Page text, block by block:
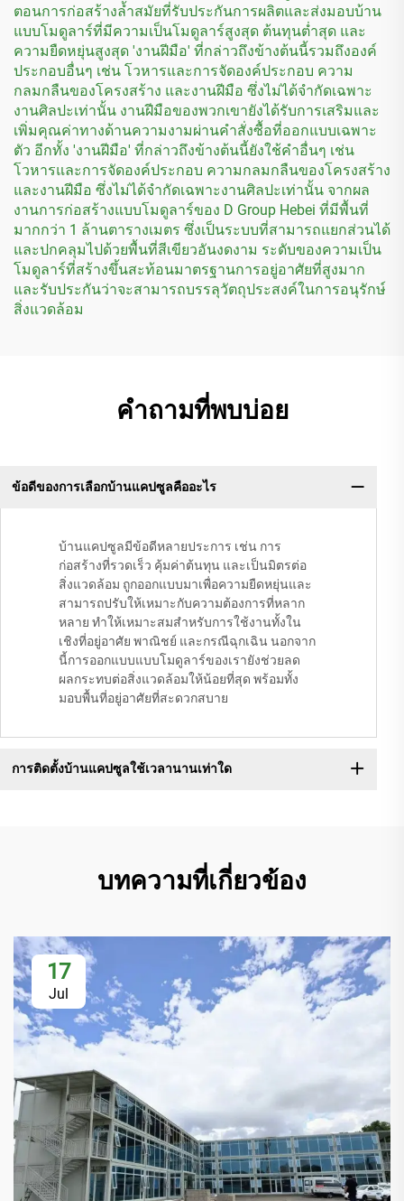
ตอนการก่อสร้างล้ำสมัยที่รับประกันการผลิตและส่งมอบบ้าน
แบบโมดูลาร์ที่มีความเป็นโมดูลาร์สูงสุด ต้นทุนต่ำสุด และ
ความยืดหยุ่นสูงสุด 'งานฝีมือ' ที่กล่าวถึงข้างต้นนี้รวมถึงองค์
ประกอบอื่นๆ เช่น โวหารและการจัดองค์ประกอบ ความ
กลมกลืนของโครงสร้าง และงานฝีมือ ซึ่งไม่ได้จำกัดเฉพาะ
งานศิลปะเท่านั้น งานฝีมือของพวกเขายังได้รับการเสริมและ
เพิ่มคุณค่าทางด้านความงามผ่านคำสั่งซื้อที่ออกแบบเฉพาะ
ตัว อีกทั้ง 'งานฝีมือ' ที่กล่าวถึงข้างต้นนี้ยังใช้คำอื่นๆ เช่น
โวหารและการจัดองค์ประกอบ ความกลมกลืนของโครงสร้าง
และงานฝีมือ ซึ่งไม่ได้จำกัดเฉพาะงานศิลปะเท่านั้น จากผล
งานการก่อสร้างแบบโมดูลาร์ของ D Group Hebei ที่มีพื้นที่
มากกว่า 1 ล้านตารางเมตร ซึ่งเป็นระบบที่สามารถแยกส่วนได้
และปกคลุมไปด้วยพื้นที่สีเขียวอันงดงาม ระดับของความเป็น
โมดูลาร์ที่สร้างขึ้นสะท้อนมาตรฐานการอยู่อาศัยที่สูงมาก
และรับประกันว่าจะสามารถบรรลุวัตถุประสงค์ในการอนุรักษ์
สิ่งแวดล้อม
คำถามที่พบบ่อย
ข้อดีของการเลือกบ้านแคปซูลคืออะไร
บ้านแคปซูลมีข้อดีหลายประการ เช่น การ
ก่อสร้างที่รวดเร็ว คุ้มค่าต้นทุน และเป็นมิตรต่อ
สิ่งแวดล้อม ถูกออกแบบมาเพื่อความยืดหยุ่นและ
สามารถปรับให้เหมาะกับความต้องการที่หลาก
หลาย ทำให้เหมาะสมสำหรับการใช้งานทั้งใน
เชิงที่อยู่อาศัย พาณิชย์ และกรณีฉุกเฉิน นอกจาก
นี้การออกแบบแบบโมดูลาร์ของเรายังช่วยลด
ผลกระทบต่อสิ่งแวดล้อมให้น้อยที่สุด พร้อมทั้ง
มอบพื้นที่อยู่อาศัยที่สะดวกสบาย
การติดตั้งบ้านแคปซูลใช้เวลานานเท่าใด
บทความที่เกี่ยวข้อง
17
Jul